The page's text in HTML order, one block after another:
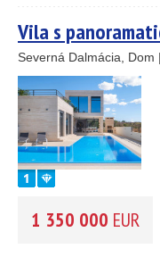
46
55
Vila s
Severná Dalmácia, Dom |
1 350 000 EUR